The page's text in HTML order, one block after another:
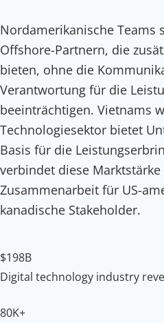
Nordamerikanische Teams
Offshore-Partnern, die
bieten, ohne die
Verantwortung für die
beeinträchtigen. Vietnams
Technologiesektor bietet
Basis für die
verbindet diese
Zusammenarbeit für US-
kanadische Stakeholder.
$198B
Digital technology industry
80K+